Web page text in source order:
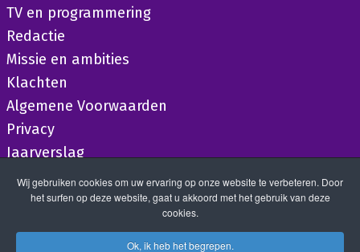
TV en programmering
Redactie
Missie en ambities
Klachten
Algemene Voorwaarden
Privacy
Jaarverslag
Wij gebruiken cookies om uw ervaring op onze website te verbeteren. Door
het surfen op deze website, gaat u akkoord met het gebruik van deze
cookies.
Ok, ik heb het begrepen.